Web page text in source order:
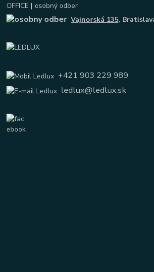
OFFICE | osobný odber
Vajnorská 135,
+421 903 229 989
ledlux@ledlux.sk